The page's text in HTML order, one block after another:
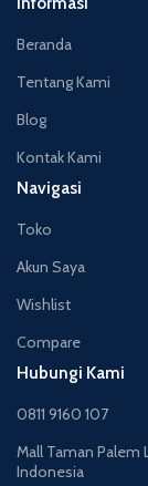
Beranda
Tentang Kami
Blog
Kontak Kami
Navigasi
Toko
Akun Saya
Wishlist
Compare
Hubungi Kami
0811 9160 107
Mall Taman Palem
Indonesia